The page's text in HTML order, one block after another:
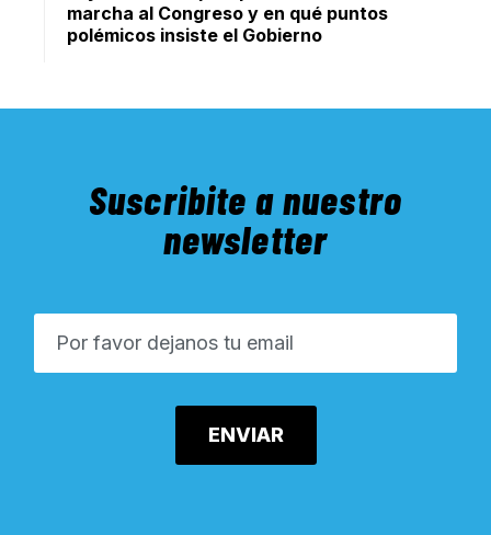
marcha al Congreso y en qué puntos
polémicos insiste el Gobierno
Suscribite a nuestro
newsletter